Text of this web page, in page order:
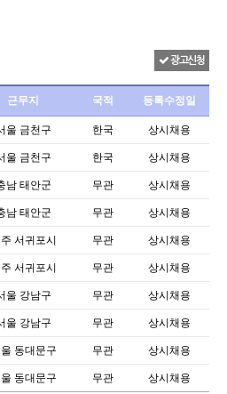
광고신청
근무지 국적 등록수정일
울 금천구 한국 상시채용
울 금천구 한국 상시채용
남 태안군 무관 상시채용
남 태안군 무관 상시채용
서귀포시 무관 상시채용
서귀포시 무관 상시채용
울 강남구 무관 상시채용
울 강남구 무관 상시채용
동대문구 무관 상시채용
동대문구 무관 상시채용